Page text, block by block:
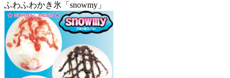
ふわふわかき氷「snowmy」